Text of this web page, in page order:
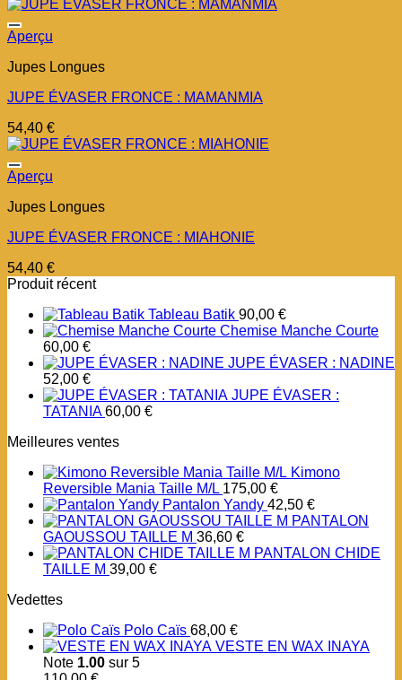
Aperçu
Jupes Longues
JUPE ÉVASER FRONCE : MAMANMIA
54,40 €
Aperçu
Jupes Longues
JUPE ÉVASER FRONCE : MIAHONIE
54,40 €
Produit récent
Tableau Batik 90,00 €
Chemise Manche Courte
60,00 €
JUPE ÉVASER : NADINE
52,00 €
JUPE ÉVASER :
TATANIA 60,00 €
Meilleures ventes
Kimono
Reversible Mania Taille M/L 175,00 €
Pantalon Yandy 42,50 €
PANTALON
GAOUSSOU TAILLE M 36,60 €
PANTALON CHIDE
TAILLE M 39,00 €
Vedettes
Polo Caïs 68,00 €
VESTE EN WAX INAYA
Note 1.00 sur 5